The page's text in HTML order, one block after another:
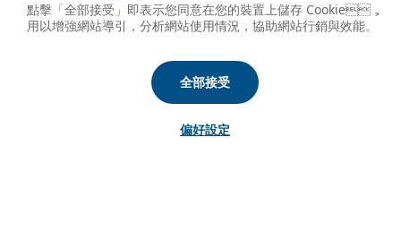
點擊「全部接受」即表示您同意在您的裝置上儲存 Cookie，
用以增強網站導引，分析網站使用情況，協助網站行銷與效能。
全部接受
偏好設定